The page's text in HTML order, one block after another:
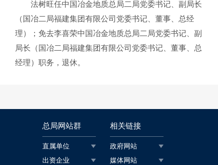
法树旺任中国冶金地质总局二局党委书记、副局长
（国冶二局福建集团有限公司党委书记、董事、总经
理）；免去李喜荣中国冶金地质总局二局党委书记、副
局长（国冶二局福建集团有限公司党委书记、董事、总
经理）职务，退休。
总局网站群
直属单位
出资企业
相关链接
政府网站
媒体网站